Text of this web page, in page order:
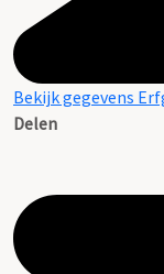
Bekijk gegevens
Delen